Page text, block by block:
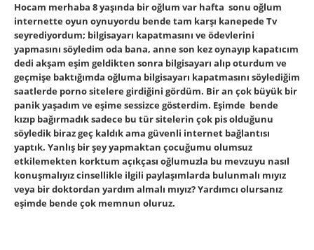
Hocam merhaba 8 yaşında bir oğlum var hafta sonu oğlum
internette oyun oynuyordu bende tam karşı kanepede Tv
seyrediyordum; bilgisayarı kapatmasını ve ödevlerini
yapmasını söyledim oda bana, anne son kez oynayıp kapatıcım
dedi akşam eşim geldikten sonra bilgisayarı alıp oturdum ve
geçmişe baktığımda oğluma bilgisayarı kapatmasını söylediğim
saatlerde porno sitelere girdiğini gördüm. Bir an çok büyük bir
panik yaşadım ve eşime sessizce gösterdim. Eşimde bende
kızıp bağırmadık sadece bu tür sitelerin çok pis olduğunu
söyledik biraz geç kaldık ama güvenli internet bağlantısı
yaptık. Yanlış bir şey yapmaktan çocuğumu olumsuz
etkilemekten korktum açıkçası oğlumuzla bu mevzuyu nasıl
konuşmalıyız cinsellikle ilgili paylaşımlarda bulunmalı mıyız
veya bir doktordan yardım almalı mıyız? Yardımcı olursanız
eşimde bende çok memnun oluruz.